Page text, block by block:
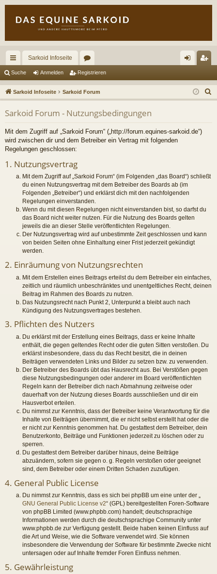
ch
ne
llz
ug
riff
Sarkoid Infoseite
or
en m
el
n
ist
rie
Suche Anmelden Registrieren
Sarkoid Infoseite Sarkoid Forum
u
Sarkoid Forum - Nutzungsbedingungen
Mit dem Zugriff auf „Sarkoid Forum“ („http://forum.equines-sarkoid.de“)
wird zwischen dir und dem Betreiber ein Vertrag mit folgenden
Regelungen geschlossen:
1. Nutzungsvertrag
Mit dem Zugriff auf „Sarkoid Forum“ (im Folgenden „das Board“) schließt
du einen Nutzungsvertrag mit dem Betreiber des Boards ab (im
Folgenden „Betreiber“) und erklärst dich mit den nachfolgenden
Regelungen einverstanden.
Wenn du mit diesen Regelungen nicht einverstanden bist, so darfst du
das Board nicht weiter nutzen. Für die Nutzung des Boards gelten
jeweils die an dieser Stelle veröffentlichten Regelungen.
Der Nutzungsvertrag wird auf unbestimmte Zeit geschlossen und kann
von beiden Seiten ohne Einhaltung einer Frist jederzeit gekündigt
werden.
2. Einräumung von Nutzungsrechten
Mit dem Erstellen eines Beitrags erteilst du dem Betreiber ein einfaches,
zeitlich und räumlich unbeschränktes und unentgeltliches Recht, deinen
Beitrag im Rahmen des Boards zu nutzen.
Das Nutzungsrecht nach Punkt 2, Unterpunkt a bleibt auch nach
Kündigung des Nutzungsvertrages bestehen.
3. Pflichten des Nutzers
Du erklärst mit der Erstellung eines Beitrags, dass er keine Inhalte
enthält, die gegen geltendes Recht oder die guten Sitten verstoßen. Du
erklärst insbesondere, dass du das Recht besitzt, die in deinen
Beiträgen verwendeten Links und Bilder zu setzen bzw. zu verwenden.
Der Betreiber des Boards übt das Hausrecht aus. Bei Verstößen gegen
diese Nutzungsbedingungen oder anderer im Board veröffentlichten
Regeln kann der Betreiber dich nach Abmahnung zeitweise oder
dauerhaft von der Nutzung dieses Boards ausschließen und dir ein
Hausverbot erteilen.
Du nimmst zur Kenntnis, dass der Betreiber keine Verantwortung für die
Inhalte von Beiträgen übernimmt, die er nicht selbst erstellt hat oder die
er nicht zur Kenntnis genommen hat. Du gestattest dem Betreiber, dein
Benutzerkonto, Beiträge und Funktionen jederzeit zu löschen oder zu
sperren.
Du gestattest dem Betreiber darüber hinaus, deine Beiträge
abzuändern, sofern sie gegen o. g. Regeln verstoßen oder geeignet
sind, dem Betreiber oder einem Dritten Schaden zuzufügen.
4. General Public License
Du nimmst zur Kenntnis, dass es sich bei phpBB um eine unter der „
GNU General Public License v2“ (GPL) bereitgestellten Foren-Software
von phpBB Limited (www.phpbb.com) handelt; deutschsprachige
Informationen werden durch die deutschsprachige Community unter
www.phpbb.de zur Verfügung gestellt. Beide haben keinen Einfluss auf
die Art und Weise, wie die Software verwendet wird. Sie können
insbesondere die Verwendung der Software für bestimmte Zwecke nicht
untersagen oder auf Inhalte fremder Foren Einfluss nehmen.
5. Gewährleistung